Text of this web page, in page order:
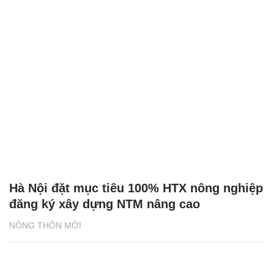
NÔNG THÔN MỚI
Hà Nội đặt mục tiêu 100% HTX nông nghiệp
đăng ký xây dựng NTM nâng cao